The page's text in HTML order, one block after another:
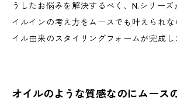
うしたお悩みを解決するべく、N.シリー
イルインの考え方をムースでも叶えられ
イル由来のスタイリングフォームが完成し
オイルのような質感なのにムース